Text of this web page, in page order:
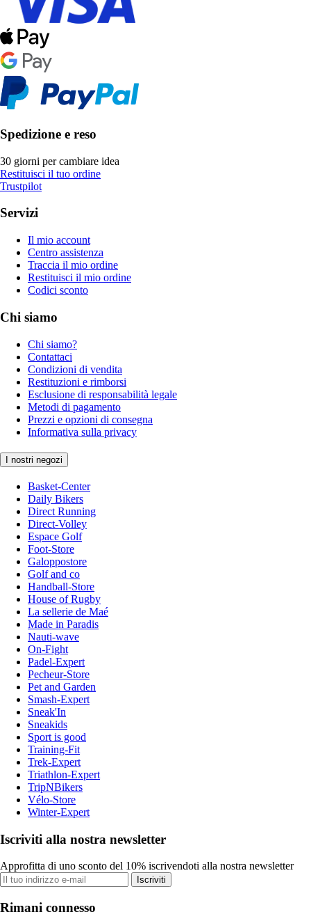
Spedizione e reso
30 giorni per cambiare idea
Restituisci il tuo ordine
Trustpilot
Servizi
Il mio account
Centro assistenza
Traccia il mio ordine
Restituisci il mio ordine
Codici sconto
Chi siamo
Chi siamo?
Contattaci
Condizioni di vendita
Restituzioni e rimborsi
Esclusione di responsabilità legale
Metodi di pagamento
Prezzi e opzioni di consegna
Informativa sulla privacy
I nostri negozi
Basket-Center
Daily Bikers
Direct Running
Direct-Volley
Espace Golf
Foot-Store
Galoppostore
Golf and co
Handball-Store
House of Rugby
La sellerie de Maé
Made in Paradis
Nauti-wave
On-Fight
Padel-Expert
Pecheur-Store
Pet and Garden
Smash-Expert
Sneak'In
Sneakids
Sport is good
Training-Fit
Trek-Expert
Triathlon-Expert
TripNBikers
Vélo-Store
Winter-Expert
Iscriviti alla nostra newsletter
Approfitta di uno sconto del 10% iscrivendoti alla nostra newsletter
Iscriviti
Rimani connesso